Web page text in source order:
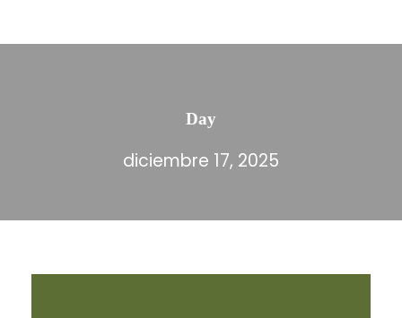
Day
diciembre 17, 2025